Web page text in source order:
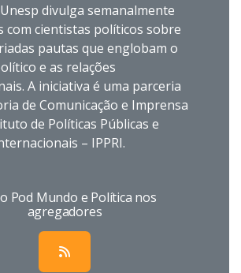
divulga semanalmente
com cientistas políticos sobre
pautas que englobam o
e as relações
A iniciativa é uma parceria
de Comunicação e Imprensa
de Políticas Públicas e
– IPPRI.
Pod Mundo e Política nos
agregadores